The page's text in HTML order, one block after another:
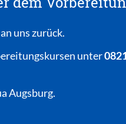
uns zurück.
unter
Augsburg.